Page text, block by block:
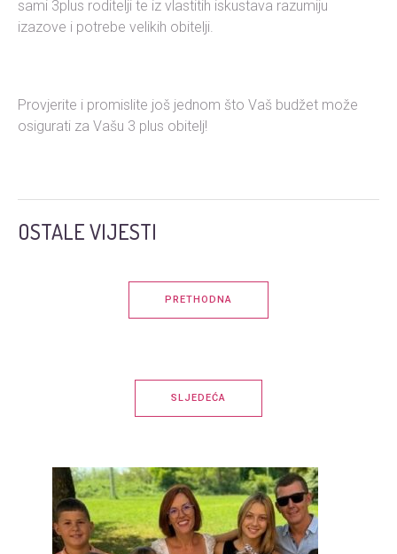
sami 3plus roditelji te iz vlastitih iskustava razumiju
izazove i potrebe velikih obitelji.
Provjerite i promislite još jednom što Vaš budžet može
osigurati za Vašu 3 plus obitelj!
OSTALE VIJESTI
PRETHODNA
SLJEDEĆA